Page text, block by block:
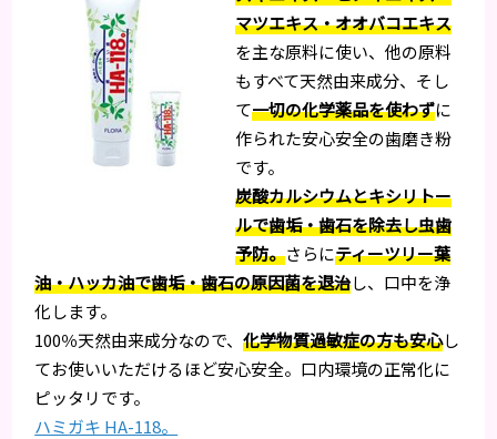
マツエキス・オオバコエキス
を主な原料に使い、他の原料
もすべて天然由来成分、そし
て一切の化学薬品を使わずに
作られた安心安全の歯磨き粉
です。
炭酸カルシウムとキシリトー
ルで歯垢・歯石を除去し虫歯
予防。さらにティーツリー葉
油・ハッカ油で歯垢・歯石の原因菌を退治し、口中を浄
化します。
100％天然由来成分なので、化学物質過敏症の方も安心し
てお使いいただけるほど安心安全。口内環境の正常化に
ピッタリです。
ハミガキ HA-118。